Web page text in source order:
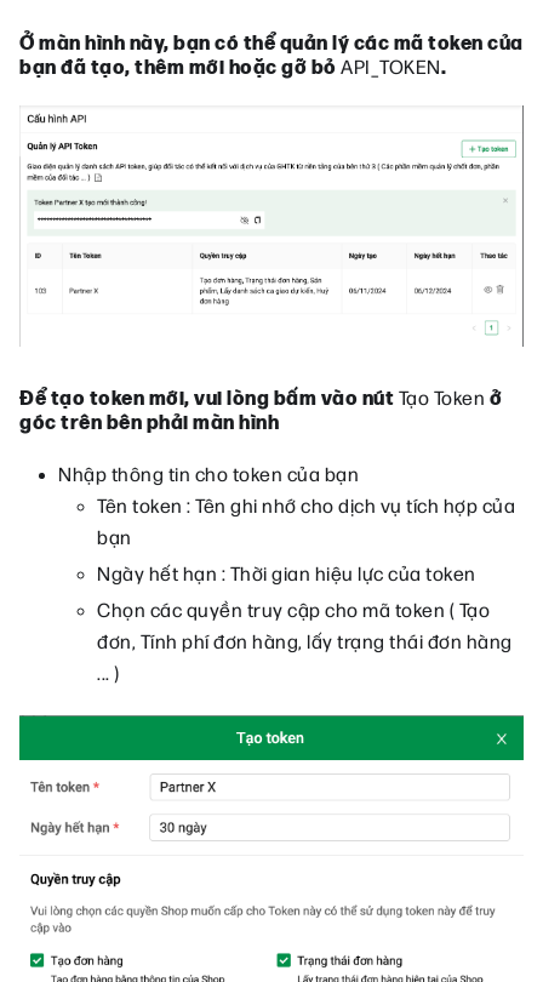
Ở màn hình này, bạn có thể quản lý các mã token của
bạn đã tạo, thêm mới hoặc gỡ bỏ API_TOKEN.
Để tạo token mới, vui lòng bấm vào nút Tạo Token ở
góc trên bên phải màn hình
Nhập thông tin cho token của bạn
Tên token : Tên ghi nhớ cho dịch vụ tích hợp của
bạn
Ngày hết hạn : Thời gian hiệu lực của token
Chọn các quyền truy cập cho mã token ( Tạo
đơn, Tính phí đơn hàng, lấy trạng thái đơn hàng
... )